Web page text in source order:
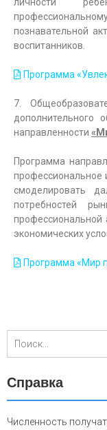
познавательной
воспитанников.
Программа
7.
дополнительного
направленности
Программа
профессиональное
смоделировать
потребностей
экономических
Программа «Мир
Справка
Численность